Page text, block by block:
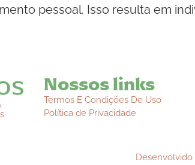
pessoal. Isso resulta em
Nossos links
Termos E Condições De Uso
Política de Privacidade
Desenvolvido